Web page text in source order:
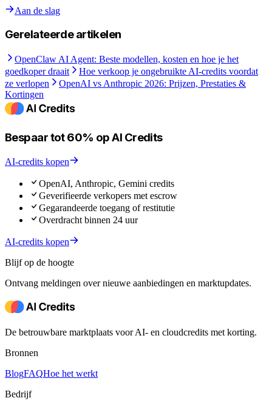
Aan de slag
Gerelateerde artikelen
OpenClaw AI Agent: Beste modellen, kosten en hoe je het
goedkoper draait
Hoe verkoop je ongebruikte AI-credits voordat
ze verlopen
OpenAI vs Anthropic 2026: Prijzen, Prestaties &
Kortingen
Bespaar tot 60% op AI Credits
AI-credits kopen
OpenAI, Anthropic, Gemini credits
Geverifieerde verkopers met escrow
Gegarandeerde toegang of restitutie
Overdracht binnen 24 uur
AI-credits kopen
Blijf op de hoogte
Ontvang meldingen over nieuwe aanbiedingen en marktupdates.
De betrouwbare marktplaats voor AI- en cloudcredits met korting.
Bronnen
BlogFAQHoe het werkt
Bedrijf